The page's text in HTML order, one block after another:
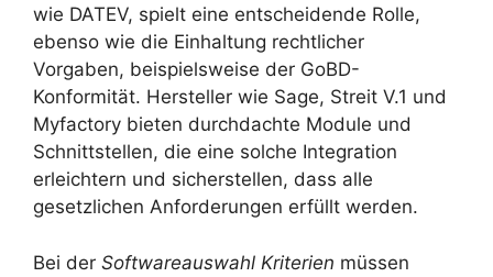
wie DATEV, spielt eine entscheidende Rolle,
ebenso wie die Einhaltung rechtlicher
Vorgaben, beispielsweise der GoBD-
Konformität. Hersteller wie Sage, Streit V.1 und
Myfactory bieten durchdachte Module und
Schnittstellen, die eine solche Integration
erleichtern und sicherstellen, dass alle
gesetzlichen Anforderungen erfüllt werden.
Bei der Softwareauswahl Kriterien müssen